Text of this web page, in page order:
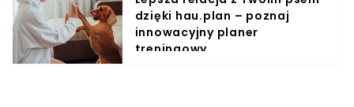
dzięki hau.plan – poznaj
innowacyjny planer
treningowy